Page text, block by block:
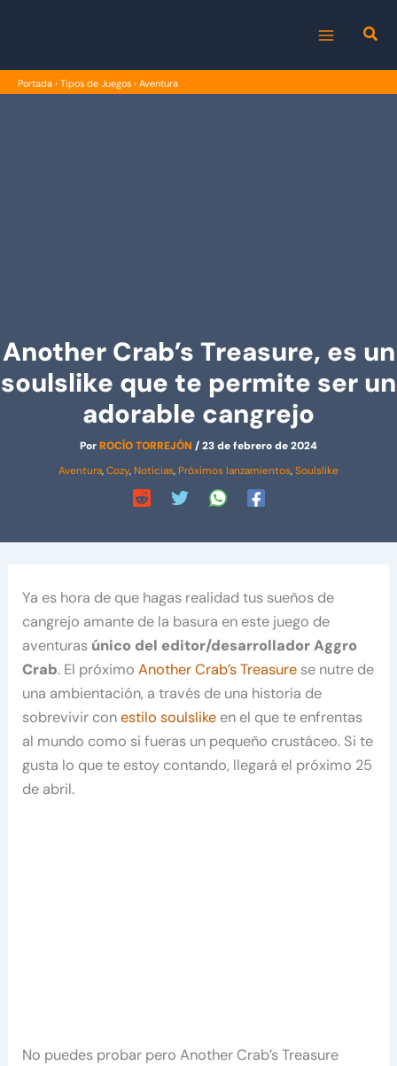
MENU
Portada › Tipos de Juegos › Aventura
Another Crab’s Treasure, es un
soulslike que te permite ser un
adorable cangrejo
PorROCÍO TORREJÓN /23 de febrero de 2024
Aventura,Cozy, Noticias, Próximos lanzamientos,Soulslike
Ya es hora de que hagas realidad tus sueños de
cangrejo amante de la basura en este juego de
aventuras único del editor/desarrollador Aggro
Crab. El próximoAnother Crab’s Treasure se nutre de
una ambientación, a través de una historia de
sobrevivir conestilo soulslike en el que te enfrentas
al mundo como si fueras un pequeño crustáceo. Si te
gusta lo que te estoy contando, llegará el próximo 25
de abril.
No puedes probar pero Another Crab’s Treasure